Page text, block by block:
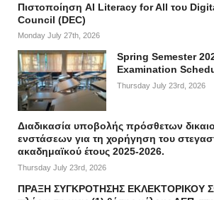
Πιστοποίηση AI Literacy for All του
Council (DEC)
Monday July 27th, 2026
Spring Semester
Examination
Thursday July 23rd, 2026
Διαδικασία υποβολής πρόσθετων
ενστάσεων για τη χορήγηση του
ακαδημαϊκού έτους 2025-2026.
Thursday July 23rd, 2026
ΠΡΑΞΗ ΣΥΓΚΡΟΤΗΣΗΣ ΕΚΛΕΚΤΟΡΙΚΟΥ